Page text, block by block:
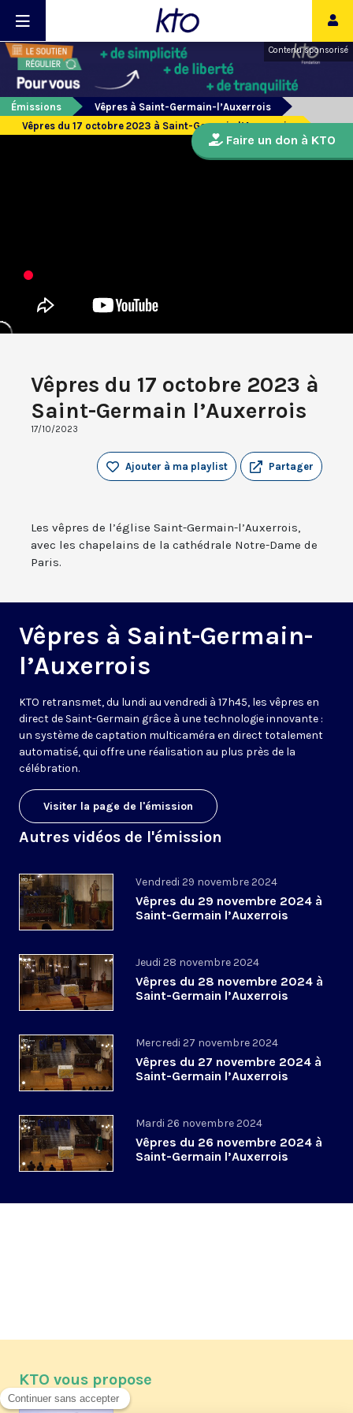
Contenu sponsorisé
Émissions
Vêpres à Saint-Germain-l’Auxerrois
Vêpres du 17 octobre 2023 à Saint-Germain l’Auxerrois
Vêpres du 17 octobre 2023 à
Saint-Germain l’Auxerrois
17/10/2023
Partager
Ajouter à ma playlist
Les vêpres de l’église Saint-Germain-l’Auxerrois,
avec les chapelains de la cathédrale Notre-Dame de
Paris.
Vêpres à Saint-Germain-
l’Auxerrois
KTO retransmet, du lundi au vendredi à 17h45, les vêpres en
direct de Saint-Germain grâce à une technologie innovante :
un système de captation multicaméra en direct totalement
automatisé, qui offre une réalisation au plus près de la
célébration.
Visiter la page de l'émission
Autres vidéos de l'émission
Vendredi 29 novembre 2024
Vêpres du 29 novembre 2024 à
Saint-Germain l’Auxerrois
Jeudi 28 novembre 2024
Vêpres du 28 novembre 2024 à
Saint-Germain l’Auxerrois
Mercredi 27 novembre 2024
Vêpres du 27 novembre 2024 à
Saint-Germain l’Auxerrois
Mardi 26 novembre 2024
Vêpres du 26 novembre 2024 à
Saint-Germain l’Auxerrois
Faire un don à KTO
KTO vous propose